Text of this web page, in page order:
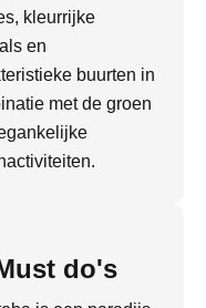
kleurrijke
en
buurten in
met de groen
do's